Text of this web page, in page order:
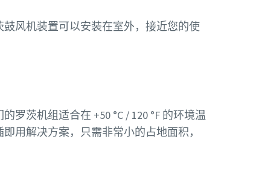
风机装置可以安装在室外，接近您的使
罗茨机组适合在 +50 °C / 120 °F 的环境温
用解决方案，只需非常小的占地面积，